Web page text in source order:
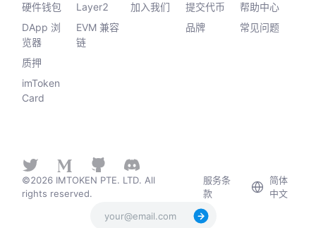
硬件钱包
DApp 浏
览器
质押
imToken
Card
Layer2
EVM 兼容
链
加入我们
提交代币
品牌
帮助中心
常见问题
©2026 IMTOKEN PTE. LTD. All
rights reserved.
服务条
款
简体
中文